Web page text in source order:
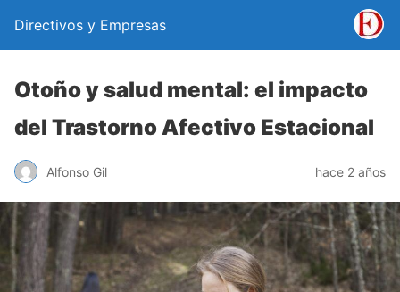
Directivos y Empresas
Otoño y salud mental: el impacto
del Trastorno Afectivo Estacional
Alfonso Gil hace 2 años